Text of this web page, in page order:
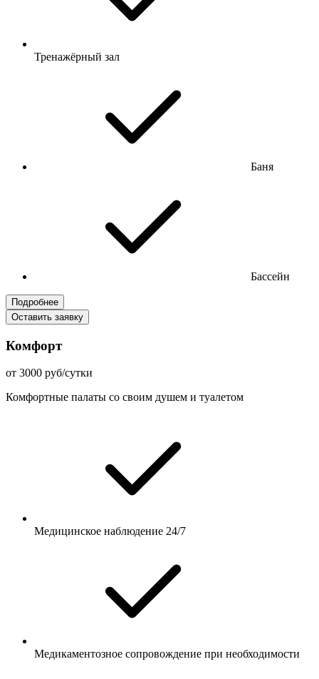
Тренажёрный зал
Баня
Бассейн
Подробнее
Оставить заявку
Комфорт
от 3000 руб/сутки
Комфортные палаты со своим душем и туалетом
Медицинское наблюдение 24/7
Медикаментозное сопровождение при необходимости